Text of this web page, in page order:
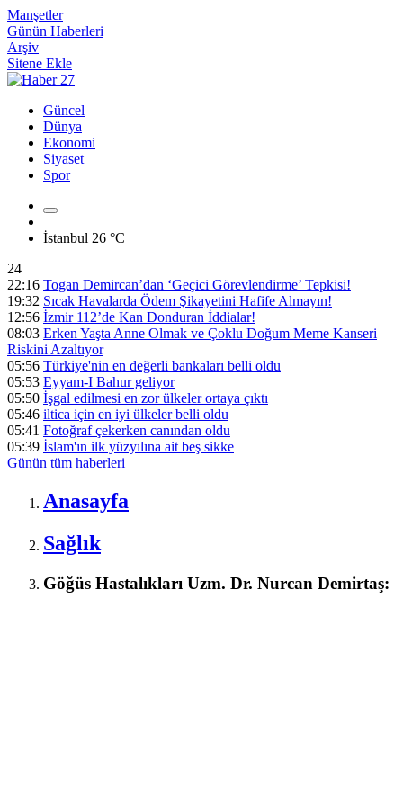
Manşetler
Günün Haberleri
Arşiv
Sitene Ekle
Güncel
Dünya
Ekonomi
Siyaset
Spor
İstanbul 26 °C
24
22:16 Togan Demircan’dan ‘Geçici Görevlendirme’ Tepkisi!
19:32 Sıcak Havalarda Ödem Şikayetini Hafife Almayın!
12:56 İzmir 112’de Kan Donduran İddialar!
08:03 Erken Yaşta Anne Olmak ve Çoklu Doğum Meme Kanseri
Riskini Azaltıyor
05:56 Türkiye'nin en değerli bankaları belli oldu
05:53 Eyyam-I Bahur geliyor
05:50 İşgal edilmesi en zor ülkeler ortaya çıktı
05:46 iltica için en iyi ülkeler belli oldu
05:41 Fotoğraf çekerken canından oldu
05:39 İslam'ın ilk yüzyılına ait beş sikke
Günün tüm haberleri
Anasayfa
Sağlık
Göğüs Hastalıkları Uzm. Dr. Nurcan Demirtaş: